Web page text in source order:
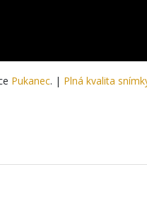
Pukanec. | Plná kvalita